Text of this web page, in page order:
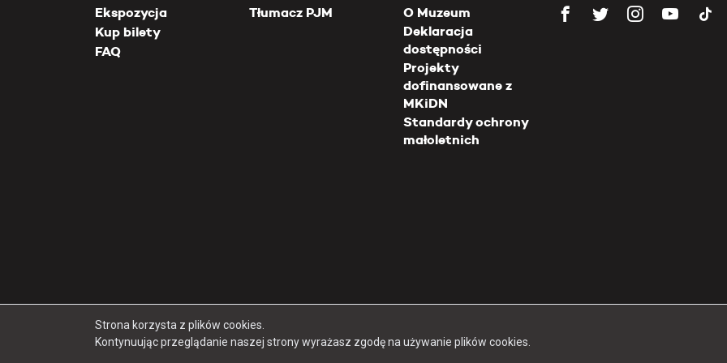
Ekspozycja
Kup bilety
FAQ
Tłumacz PJM
O Muzeum
Deklaracja
dostępności
Projekty
dofinansowane z
MKiDN
Standardy ochrony
małoletnich
Copyright 2026 Muzeum Powstania Warszawskiego
Strona korzysta z plików cookies.
Kontynuując przeglądanie naszej strony wyrażasz zgodę na używanie plików cookies.